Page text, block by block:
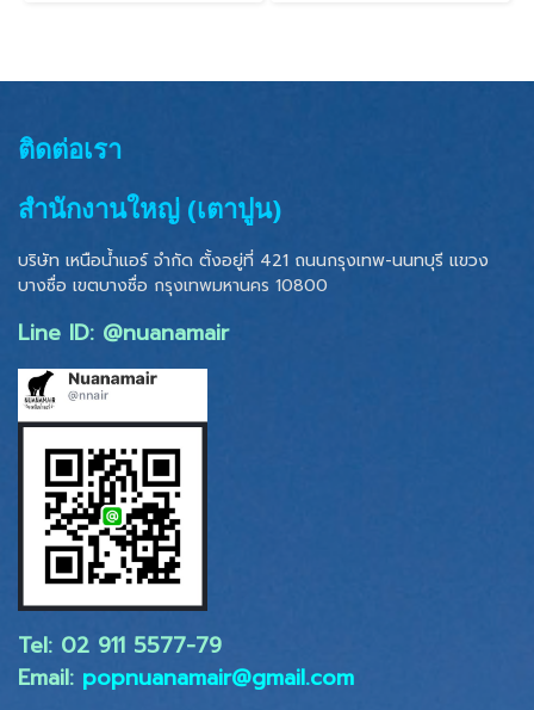
ติดต่อเรา
สำนักงานใหญ่ (เตาปูน)
บริษัท เหนือน้ำแอร์ จำกัด ตั้งอยู่ที่ 421 ถนนกรุงเทพ-นนทบุรี แขวง
บางซื่อ เขตบางซื่อ กรุงเทพมหานคร 10800
Line ID: @nuanamair
Tel: 02 ​911 5577-79
Email: popnuanamair@gmail.com